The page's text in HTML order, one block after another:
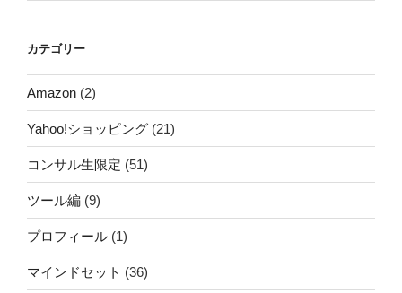
カテゴリー
Amazon (2)
Yahoo!ショッピング (21)
コンサル生限定 (51)
ツール編 (9)
プロフィール (1)
マインドセット (36)